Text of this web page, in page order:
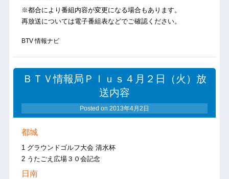
※都合により番組内容が変更になる場合もあります。
再放送については電子番組表などでご確認ください。
BTV 情報ナビ
ＢＴＶ情報局Ｐｌｕｓ４月２日（火）放
送内容
Posted on 2013年4月2日
都城
1 グラウンドゴルフ大会 清水杯
2 うたごえ広場３０会記念
日南